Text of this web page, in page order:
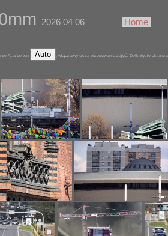
2026 04 06 Home
A, albo ten Auto , włącza/wyłącza przesuwanie zdjęć. Dotknięcie ekranu